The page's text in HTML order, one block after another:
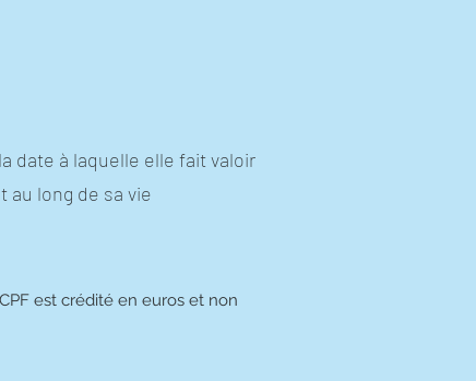
date à laquelle elle fait valoir
long de sa vie
est crédité en euros et non